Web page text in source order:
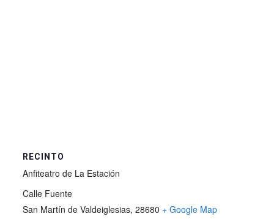
RECINTO
Anfiteatro de La Estación
Calle Fuente
San Martín de Valdeiglesias, 28680 + Google Map